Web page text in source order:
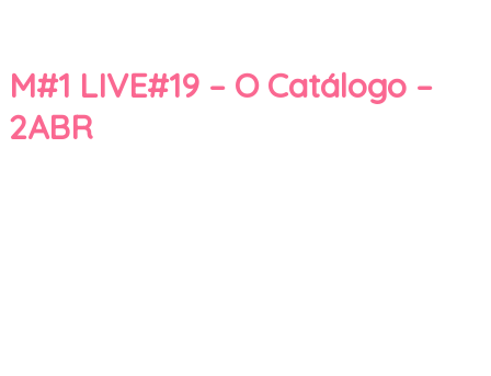
M#1 LIVE#19 – O Catálogo –
2ABR